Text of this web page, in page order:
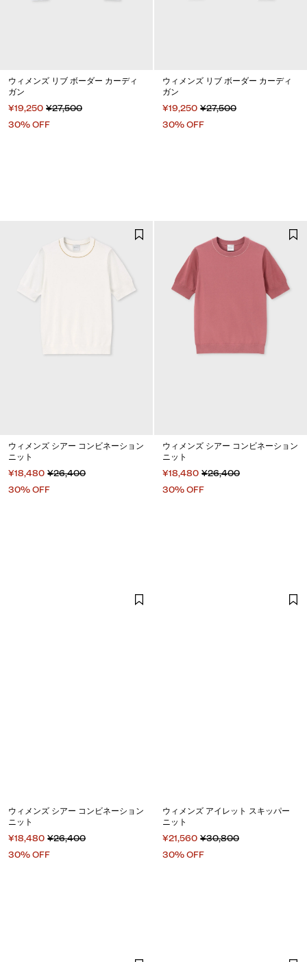
ウィメンズ リブ ボーダー カーディ
ガン
¥19,250 ¥27,500
30% OFF
ウィメンズ リブ ボーダー カーディ
ガン
¥19,250 ¥27,500
30% OFF
ウィメンズ シアー コンビネーション
ニット
¥18,480 ¥26,400
30% OFF
ウィメンズ シアー コンビネーション
ニット
¥18,480 ¥26,400
30% OFF
ウィメンズ シアー コンビネーション
ニット
¥18,480 ¥26,400
30% OFF
ウィメンズ アイレット スキッパー
ニット
¥21,560 ¥30,800
30% OFF